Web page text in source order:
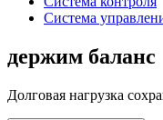
Система
держим баланс
Долговая нагрузка